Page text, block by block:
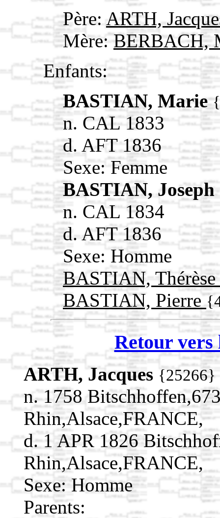
Père: ARTH,
Mère:BERBACH,
Enfants:
BASTIAN, Marie
n. CAL 1833
d. AFT 1836
Sexe: Femme
BASTIAN, Joseph
n. CAL 1834
d. AFT 1836
Sexe: Homme
BASTIAN, Thérèse
BASTIAN, Pierre
Retour vers
ARTH, Jacques {25266}
n. 1758
Rhin,Alsace,FRANCE,
d. 1 APR 1826
Rhin,Alsace,FRANCE,
Sexe: Homme
Parents: